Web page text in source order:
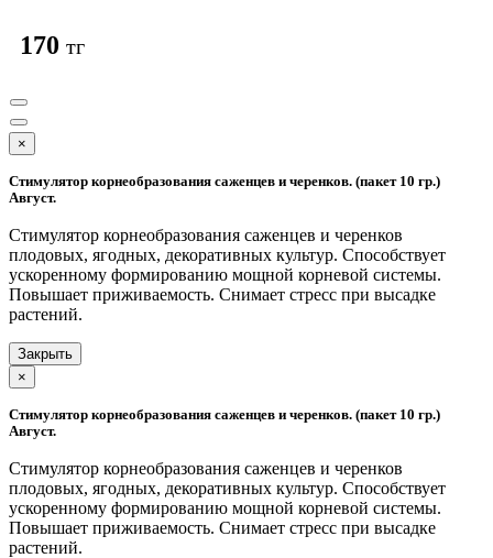
170 тг
×
Стимулятор корнеобразования саженцев и черенков. (пакет 10 гр.)
Август.
Стимулятор корнеобразования саженцев и черенков
плодовых, ягодных, декоративных культур. Способствует
ускоренному формированию мощной корневой системы.
Повышает приживаемость. Снимает стресс при высадке
растений.
Закрыть
×
Стимулятор корнеобразования саженцев и черенков. (пакет 10 гр.)
Август.
Стимулятор корнеобразования саженцев и черенков
плодовых, ягодных, декоративных культур. Способствует
ускоренному формированию мощной корневой системы.
Повышает приживаемость. Снимает стресс при высадке
растений.